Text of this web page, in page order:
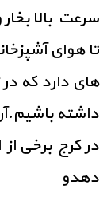
سرعت بالا بخار
تا هوای
های دارد که در
داشته
در کرج برخی
دهدو